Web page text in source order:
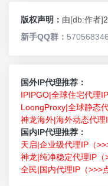
版权声明： 由[db:作者]
新手QQ群：
国外IP代理推荐：
IPIPGO|全球住宅代理
LoongProxy|全球静态
神龙海外|海外动态代理
国内IP代理推荐：
天启|企业级代理IP（
神龙|纯净稳定代理IP（
全民|国内代理IP（>>>